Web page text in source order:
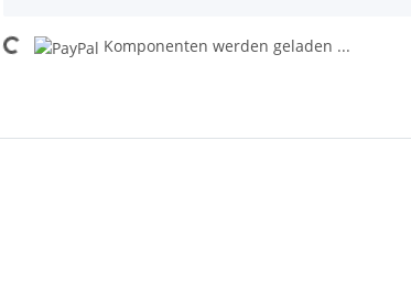
Loading... Komponenten werden geladen ...